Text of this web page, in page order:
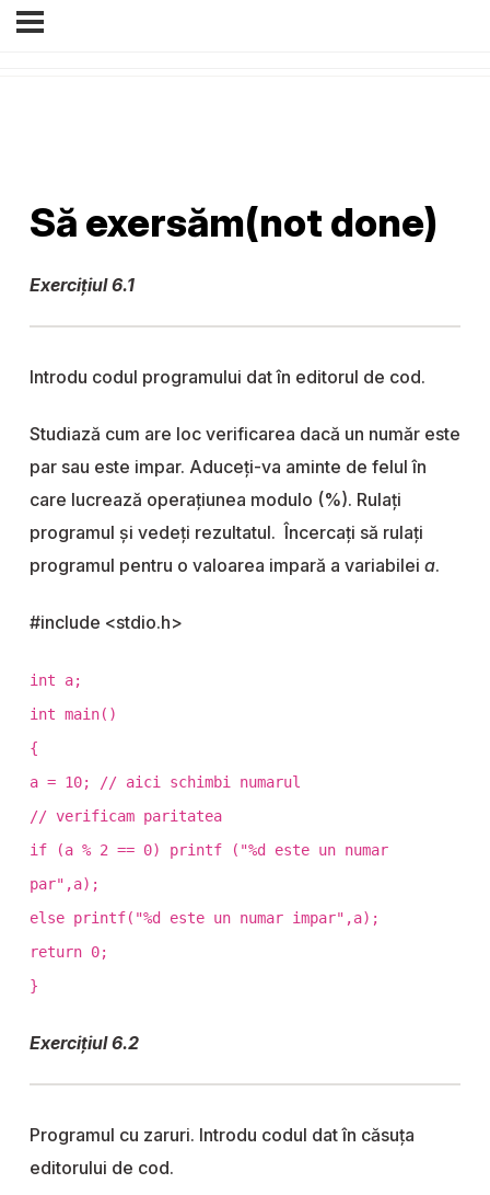
Să exersăm(not done)
Exercițiul 6.1
Introdu codul programului dat în editorul de cod.
Studiază cum are loc verificarea dacă un număr este
par sau este impar. Aduceți-va aminte de felul în
care lucrează operațiunea modulo (%). Rulați
programul și vedeți rezultatul. Încercați să rulați
programul pentru o valoarea impară a variabilei a.
#include <stdio.h>
int a;
int main()
{
a = 10; // aici schimbi numarul
// verificam paritatea
if (a % 2 == 0) printf ("%d este un numar
par",a);
else printf("%d este un numar impar",a);
return 0;
}
Exercițiul 6.2
Programul cu zaruri. Introdu codul dat în căsuța
editorului de cod.